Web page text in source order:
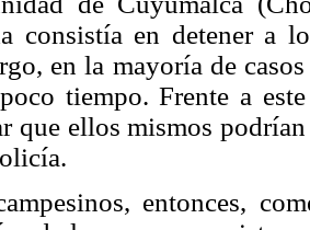
consistía en detener a
en la mayoría de
tiempo. Frente a
que ellos mismos
entonces,